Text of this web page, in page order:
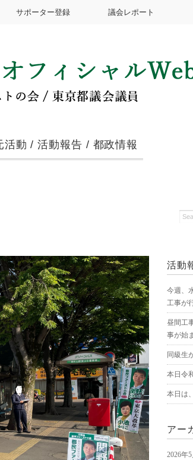
サポーター登録 議会レポート
活動 /活動報告 / 都政情報
活動
今週、
工事が
昼間工
事が始
同級生
本日令
本日は
アー
2026年5